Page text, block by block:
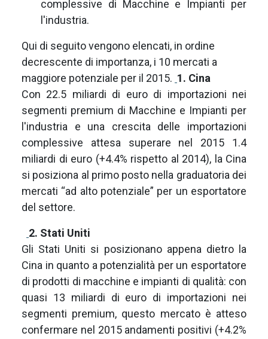
complessive di Macchine e Impianti per
l'industria.
Qui di seguito vengono elencati, in ordine
decrescente di importanza, i 10 mercati a
maggiore potenziale per il 2015. 1. Cina
Con 22.5 miliardi di euro di importazioni nei
segmenti premium di Macchine e Impianti per
l'industria e una crescita delle importazioni
complessive attesa superare nel 2015 1.4
miliardi di euro (+4.4% rispetto al 2014), la Cina
si posiziona al primo posto nella graduatoria dei
mercati “ad alto potenziale” per un esportatore
del settore.
2. Stati Uniti
Gli Stati Uniti si posizionano appena dietro la
Cina in quanto a potenzialità per un esportatore
di prodotti di macchine e impianti di qualità: con
quasi 13 miliardi di euro di importazioni nei
segmenti premium, questo mercato è atteso
confermare nel 2015 andamenti positivi (+4.2%